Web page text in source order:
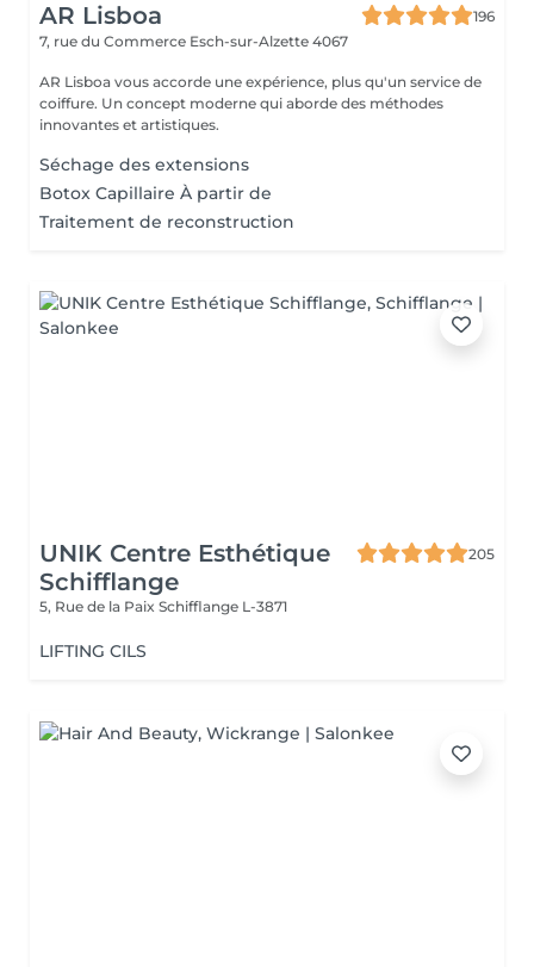
AR Lisboa
196
7, rue du Commerce Esch-sur-Alzette 4067
AR Lisboa vous accorde une expérience, plus qu'un service de
coiffure. Un concept moderne qui aborde des méthodes
innovantes et artistiques.
Séchage des extensions
Botox Capillaire À partir de
Traitement de reconstruction
UNIK Centre Esthétique
Schifflange
205
5, Rue de la Paix Schifflange L-3871
LIFTING CILS